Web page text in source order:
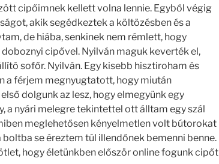
cipőimnek kellett volna lennie. Egyből végig
akik segédkeztek a költözésben és a
de hiába, senkinek nem rémlett, hogy
cipővel. Nyilván maguk keverték el,
sofőr. Nyilván. Egy kisebb hisztiroham és
a férjem megnyugtatott, hogy miután
dolgunk az lesz, hogy elmegyünk egy
a nyári melegre tekintettel ott álltam egy szál
meglehetősen kényelmetlen volt bútorokat
se éreztem túl illendőnek bemenni benne.
hogy életünkben először online fogunk cipőt